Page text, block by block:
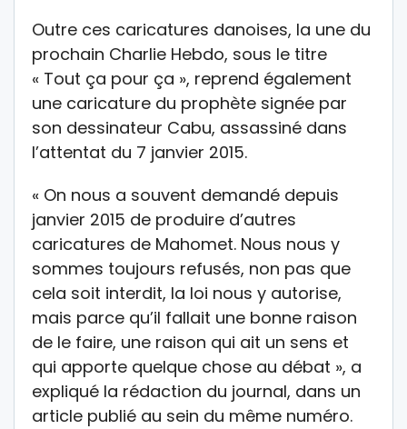
Outre ces caricatures danoises, la une du
prochain Charlie Hebdo, sous le titre
« Tout ça pour ça », reprend également
une caricature du prophète signée par
son dessinateur Cabu, assassiné dans
l’attentat du 7 janvier 2015.
« On nous a souvent demandé depuis
janvier 2015 de produire d’autres
caricatures de Mahomet. Nous nous y
sommes toujours refusés, non pas que
cela soit interdit, la loi nous y autorise,
mais parce qu’il fallait une bonne raison
de le faire, une raison qui ait un sens et
qui apporte quelque chose au débat », a
expliqué la rédaction du journal, dans un
article publié au sein du même numéro.